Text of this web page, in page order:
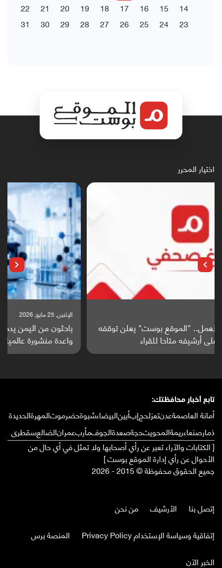
14
15
16
17
18
19
20
21
22
23
24
25
26
27
28
29
30
31
اختيار المحرر
باحثون من اليمن يدخلون سباق أبحاث ألزهايمر بدراسة
واعدة منشورة عالميا (ترجمة)
تابع أخبار محافظتك:
أمانة العاصمةعدنتعزلحجإبأبينالبيضاءشبوةحضرموتالمهرةالحديدة
ذمارصنعاءريمةالمحويتحجةصعدةالجوفمأربعمرانالضالعسقطرى
[ الكتابات والآراء تعبر عن رأي أصحابها ولا تمثل في أي حال من
الأحوال عن رأي إدارة الموقع بوست ]
جميع الحقوق محفوظة © 2015 - 2026
إتصل بنا الأرشيف
من نحن
إتفاقية وسياسة الإستخدام Privacy Policy
المنصة برس
الخبر الآن